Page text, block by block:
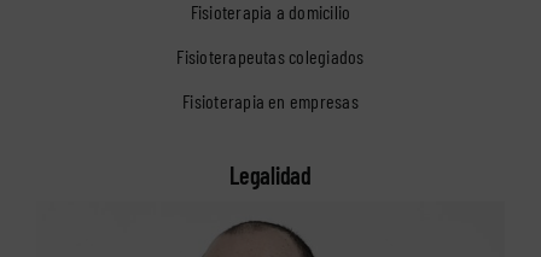
Fisioterapia a domicilio
Fisioterapeutas colegiados
Fisioterapia en empresas
Legalidad